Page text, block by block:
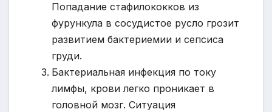
Попадание стафилококков из
фурункула в сосудистое русло грозит
развитием бактериемии и сепсиса
груди.
Бактериальная инфекция по току
лимфы, крови легко проникает в
головной мозг. Ситуация